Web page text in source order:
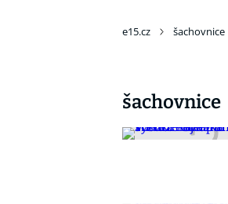
e15.cz šachovnice
šachovnice